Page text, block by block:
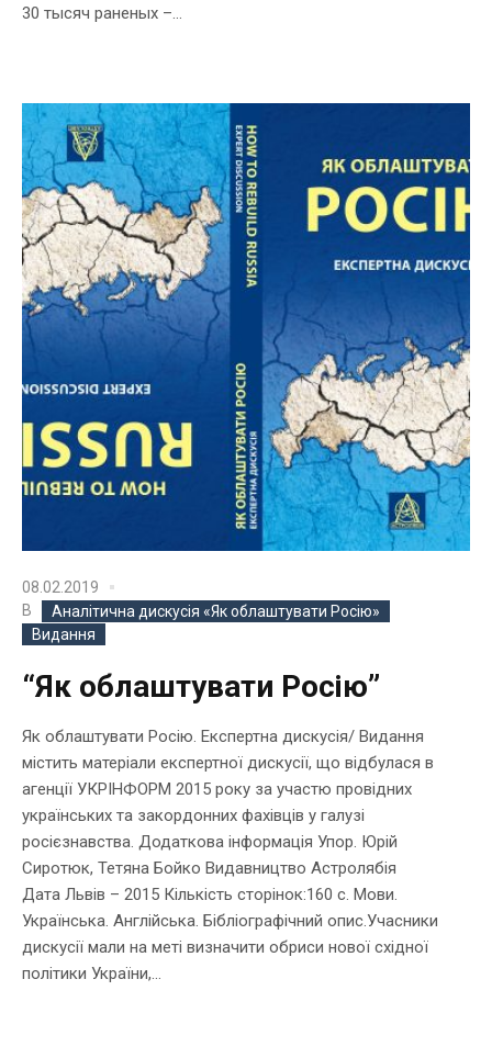
30 тысяч раненых –...
08.02.2019
В
Аналітична дискусія «Як облаштувати Росію»
Видання
“Як облаштувати Росію”
Як облаштувати Росію. Експертна дискусія/ Видання
містить матеріали експертної дискусії, що відбулася в
агенції УКРІНФОРМ 2015 року за участю провідних
українських та закордонних фахівців у галузі
росієзнавства. Додаткова інформація Упор. Юрій
Сиротюк, Тетяна Бойко Видавництво Астролябія
Дата Львів – 2015 Кількість сторінок:160 с. Мови.
Українська. Англійська. Бібліографічний опис.Учасники
дискусії мали на меті визначити обриси нової східної
політики України,...